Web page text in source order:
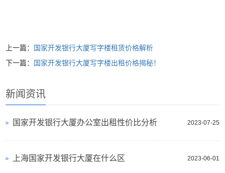
上一篇：
国家开发银行大厦写字楼租赁价格解析
下一篇：
国家开发银行大厦写字楼出租价格揭秘！
新闻资讯
2023-07-25
国家开发银行大厦办公室出租性价比分析
2023-06-01
上海国家开发银行大厦在什么区